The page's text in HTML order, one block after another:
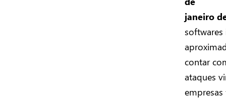
janeiro
contar
ataques
empresas